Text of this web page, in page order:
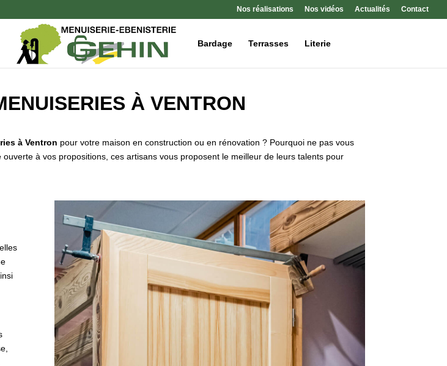
Nos réalisations Nos vidéos Actualités Contact
Bardage Terrasses Literie
À VENTRON
à Ventron pour votre maison en construction ou en rénovation ? Pourquoi ne pas vous
à vos propositions, ces artisans vous proposent le meilleur de leurs talents pour